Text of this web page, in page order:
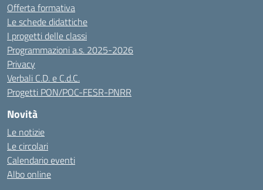
Offerta formativa
Le schede didattiche
I progetti delle classi
Programmazioni a.s. 2025-2026
Privacy
Verbali C.D. e C.d.C.
Progetti PON/POC-FESR-PNRR
Novità
Le notizie
Le circolari
Calendario eventi
Albo online